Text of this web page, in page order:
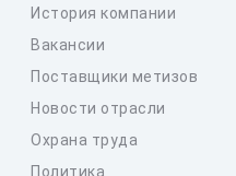
История компании
Вакансии
Поставщики метизов
Новости отрасли
Охрана труда
Политика